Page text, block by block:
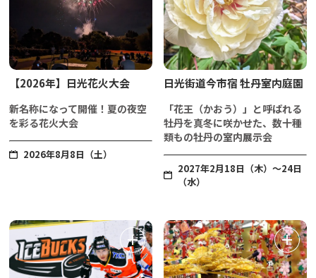
【2026年】日光花火大会
新名称になって開催！夏の夜空
を彩る花火大会
2026年8月8日（土）
日光街道今市宿 牡丹室内庭園
「花王（かおう）」と呼ばれる
牡丹を真冬に咲かせた、数十種
類もの牡丹の室内展示会
2027年2月18日（木）～24日
（水）